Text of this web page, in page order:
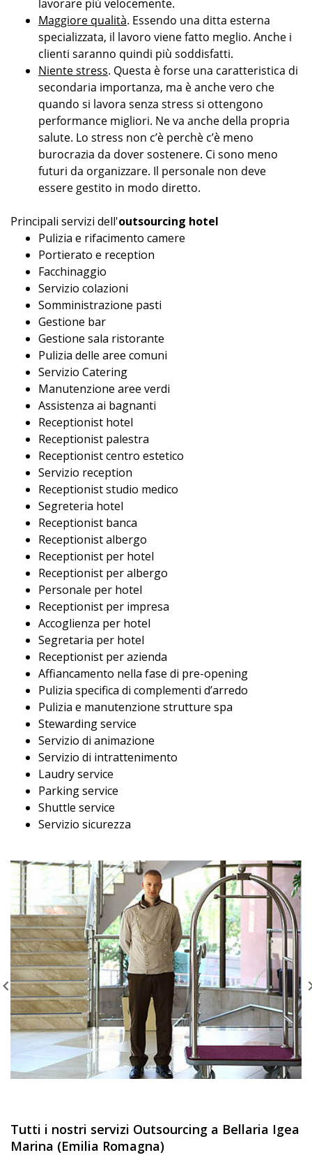
lavorare più velocemente.
Maggiore qualità. Essendo una ditta esterna
specializzata, il lavoro viene fatto meglio. Anche i
clienti saranno quindi più soddisfatti.
Niente stress. Questa è forse una caratteristica di
secondaria importanza, ma è anche vero che
quando si lavora senza stress si ottengono
performance migliori. Ne va anche della propria
salute. Lo stress non c’è perchè c’è meno
burocrazia da dover sostenere. Ci sono meno
futuri da organizzare. Il personale non deve
essere gestito in modo diretto.
Principali servizi dell'outsourcing hotel
Pulizia e rifacimento camere
Portierato e reception
Facchinaggio
Servizio colazioni
Somministrazione pasti
Gestione bar
Gestione sala ristorante
Pulizia delle aree comuni
Servizio Catering
Manutenzione aree verdi
Assistenza ai bagnanti
Receptionist hotel
Receptionist palestra
Receptionist centro estetico
Servizio reception
Receptionist studio medico
Segreteria hotel
Receptionist banca
Receptionist albergo
Receptionist per hotel
Receptionist per albergo
Personale per hotel
Receptionist per impresa
Accoglienza per hotel
Segretaria per hotel
Receptionist per azienda
Affiancamento nella fase di pre-opening
Pulizia specifica di complementi d’arredo
Pulizia e manutenzione strutture spa
Stewarding service
Servizio di animazione
Servizio di intrattenimento
Laudry service
Parking service
Shuttle service
Servizio sicurezza
Tutti i nostri servizi Outsourcing a Bellaria Igea
Marina (Emilia Romagna)